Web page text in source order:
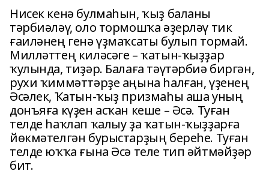
Нисек кенә булмаһын, ҡыҙ баланы
тәрбиәләү, оло тормошҡа әҙерләү тик
ғаиләнең генә үҙмаҡсаты булып тормай.
Милләттең киләсәге – ҡатын-ҡыҙҙар
ҡулында, тиҙәр. Балаға тәүтәрбиә биргән,
рухи ҡиммәттәрҙе аңына һалған, үҙенең
Әсәлек, Ҡатын-ҡыҙ призмаһы аша уның
донъяға күҙен асҡан кеше – Әсә. Туған
телде һаҡлап ҡалыу ҙа ҡатын-ҡыҙҙарға
йөкмәтелгән бурыстарҙың береһе. Туған
телде юҡҡа ғына Әсә теле тип әйтмәйҙәр
бит.